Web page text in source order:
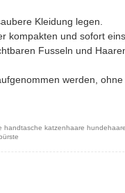
Kleidung legen.
und sofort
Fusseln und
werden,
katzenhaare